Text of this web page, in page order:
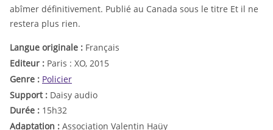
abîmer définitivement. Publié au Canada sous le titre Et il ne
restera plus rien.
Langue originale : Français
Editeur : Paris : XO, 2015
Genre : Policier
Support : Daisy audio
Durée : 15h32
Adaptation : Association Valentin Haüy